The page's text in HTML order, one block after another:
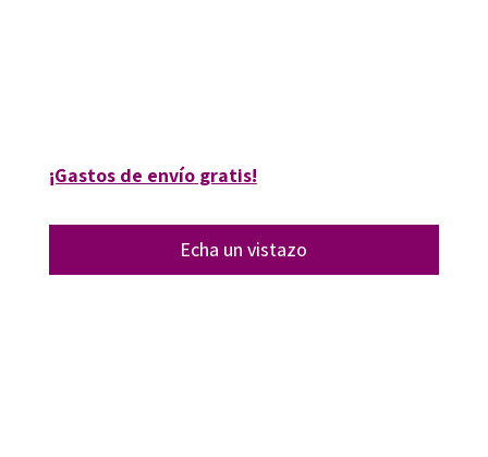
¡Gastos de envío gratis!
Echa un vistazo